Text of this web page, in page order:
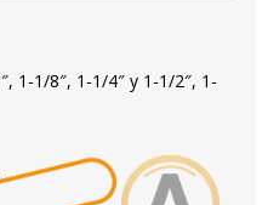
1-1/8″, 1-1/4″ y 1-1/2″, 1-